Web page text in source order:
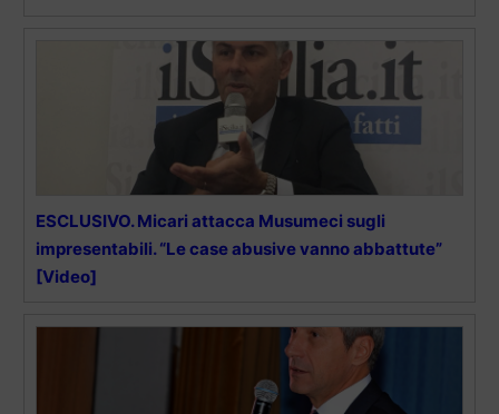
ESCLUSIVO. Micari attacca Musumeci sugli
impresentabili. “Le case abusive vanno abbattute”
[Video]